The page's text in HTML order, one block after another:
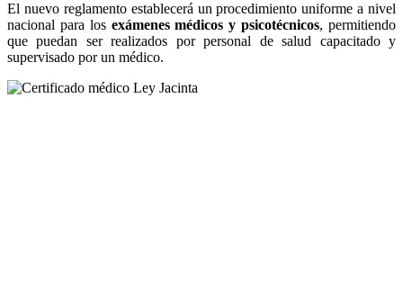
El nuevo reglamento establecerá un procedimiento uniforme a nivel
nacional para los exámenes médicos y psicotécnicos, permitiendo
que puedan ser realizados por personal de salud capacitado y
supervisado por un médico.